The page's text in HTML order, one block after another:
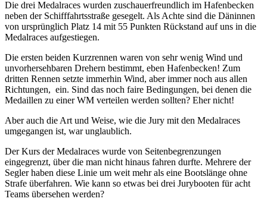
Die drei Medalraces wurden zuschauerfreundlich im Hafenbecken
neben der Schifffahrtsstraße gesegelt. Als Achte sind die Däninnen
von ursprünglich Platz 14 mit 55 Punkten Rückstand auf uns in die
Medalraces aufgestiegen.
Die ersten beiden Kurzrennen waren von sehr wenig Wind und
unvorhersehbaren Drehern bestimmt, eben Hafenbecken! Zum
dritten Rennen setzte immerhin Wind, aber immer noch aus allen
Richtungen, ein. Sind das noch faire Bedingungen, bei denen die
Medaillen zu einer WM verteilen werden sollten? Eher nicht!
Aber auch die Art und Weise, wie die Jury mit den Medalraces
umgegangen ist, war unglaublich.
Der Kurs der Medalraces wurde von Seitenbegrenzungen
eingegrenzt, über die man nicht hinaus fahren durfte. Mehrere der
Segler haben diese Linie um weit mehr als eine Bootslänge ohne
Strafe überfahren. Wie kann so etwas bei drei Jurybooten für acht
Teams übersehen werden?